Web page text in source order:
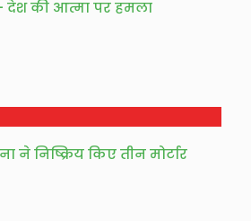
देश की आत्मा पर हमला
ने निष्क्रिय किए तीन मोर्टार